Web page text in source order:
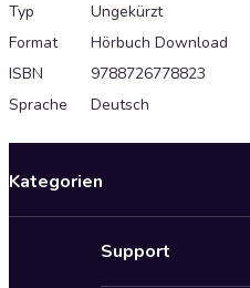
Typ
Ungekürzt
Format
Hörbuch Download
ISBN
9788726778823
Sprache
Deutsch
Kategorien
Support